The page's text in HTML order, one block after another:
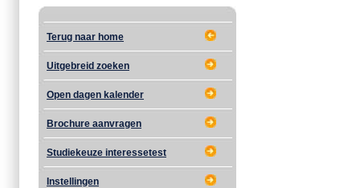
Terug naar home
Uitgebreid zoeken
Open dagen kalender
Brochure aanvragen
Studiekeuze interessetest
Instellingen